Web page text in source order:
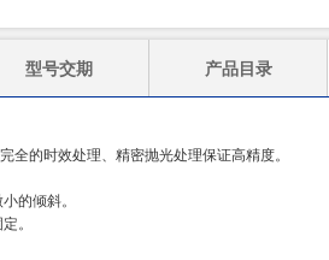
出现
量后
型号交期 产品目录
全的时效处理、精密抛光处理保证高精度。
的倾斜。
。